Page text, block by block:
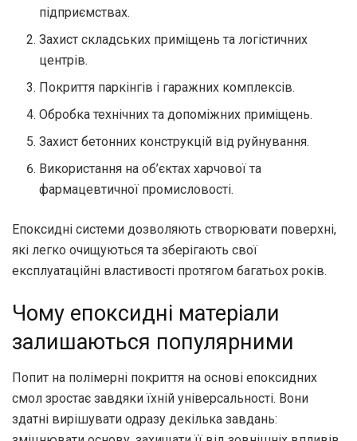
підприємствах.
Захист складських приміщень та логістичних
центрів.
Покриття паркінгів і гаражних комплексів.
Обробка технічних та допоміжних приміщень.
Захист бетонних конструкцій від руйнування.
Використання на об’єктах харчової та
фармацевтичної промисловості.
Епоксидні системи дозволяють створювати поверхні,
які легко очищуються та зберігають свої
експлуатаційні властивості протягом багатьох років.
Чому епоксидні матеріали
залишаються популярними
Попит на полімерні покриття на основі епоксидних
смол зростає завдяки їхній універсальності. Вони
здатні вирішувати одразу декілька завдань: